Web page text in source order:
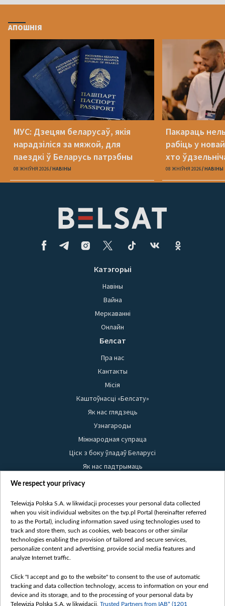
АПОШНІЯ
МУС: Дзецям беларусаў, якія
нарадзіліся за мяжой, для
паездкі ў Беларусь патрэбны
беларускі пашпарт
08 ЖНІЎНЯ 2026 НАВІНЫ
Пакараць
рабіць у
хто
08 ЖНІЎНЯ 2026 НАВІНЫ
Катэгорыі
Навіны
Вайна
Меркаванні
Онлайн
Белсат
Пра нас
Кантакты
Місія
Каштоўнасці «Белсату»
Як нас глядзець
Узнагароды
Міжнародная супраца
Ціск з боку ўладаў Беларусі
Як нас падтрымаць
Правілы выкарыстання матэрыялаў
Бяспека
Youtube
Белсат news
Белсат Shorts
Жэстачайшы мульт
Belsat English
We respect your privacy
Telewizja Polska S.A. w likwidacji processes your personal data collected
when you visit individual websites on the tvp.pl Portal (hereinafter referred
to as the Portal), including information saved using technologies used to
track and store them, such as cookies, web beacons or other similar
technologies enabling the provision of tailored and secure services,
personalize content and advertising, provide social media features and
analyze Internet traffic.
Click "I accept and go to the website" to consent to the use of automatic
tracking and data collection technology, access to information on your end
device and its storage, and to the processing of your personal data by
Telewizja Polska S.A. w likwidacji, Trusted Partners from IAB* (1201